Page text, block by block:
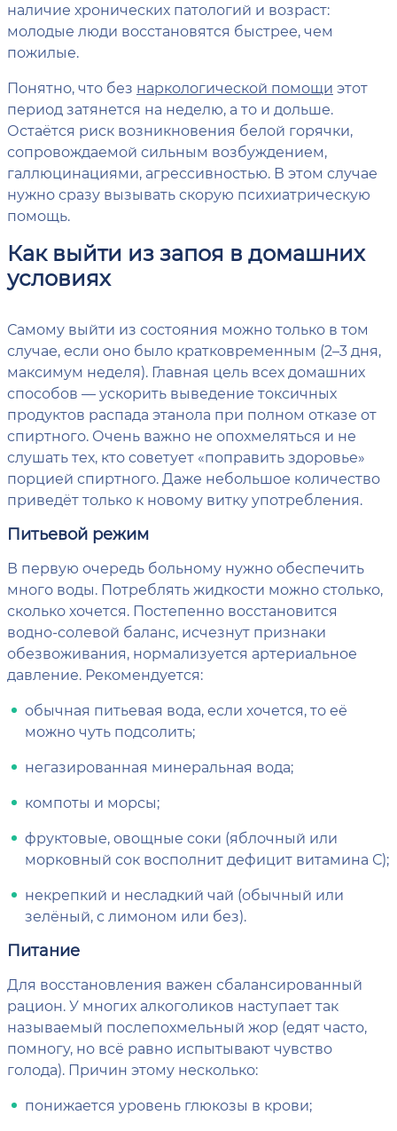
наличие хронических патологий и возраст:
молодые люди восстановятся быстрее, чем
пожилые.
Понятно, что без наркологической помощи этот
период затянется на неделю, а то и дольше.
Остаётся риск возникновения белой горячки,
сопровождаемой сильным возбуждением,
галлюцинациями, агрессивностью. В этом случае
нужно сразу вызывать скорую психиатрическую
помощь.
Как выйти из запоя в домашних
условиях
Самому выйти из состояния можно только в том
случае, если оно было кратковременным (2–3 дня,
максимум неделя). Главная цель всех домашних
способов — ускорить выведение токсичных
продуктов распада этанола при полном отказе от
спиртного. Очень важно не опохмеляться и не
слушать тех, кто советует «поправить здоровье»
порцией спиртного. Даже небольшое количество
приведёт только к новому витку употребления.
Питьевой режим
В первую очередь больному нужно обеспечить
много воды. Потреблять жидкости можно столько,
сколько хочется. Постепенно восстановится
водно-солевой баланс, исчезнут признаки
обезвоживания, нормализуется артериальное
давление. Рекомендуется:
обычная питьевая вода, если хочется, то её
можно чуть подсолить;
негазированная минеральная вода;
компоты и морсы;
фруктовые, овощные соки (яблочный или
морковный сок восполнит дефицит витамина С);
некрепкий и несладкий чай (обычный или
зелёный, с лимоном или без).
Питание
Для восстановления важен сбалансированный
рацион. У многих алкоголиков наступает так
называемый послепохмельный жор (едят часто,
помногу, но всё равно испытывают чувство
голода). Причин этому несколько:
понижается уровень глюкозы в крови;